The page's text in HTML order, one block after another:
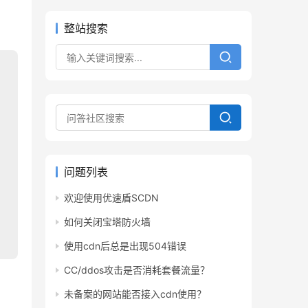
整站搜索
问题列表
欢迎使用优速盾SCDN
如何关闭宝塔防火墙
使用cdn后总是出现504错误
CC/ddos攻击是否消耗套餐流量？
未备案的网站能否接入cdn使用？